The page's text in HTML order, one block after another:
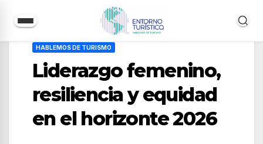
HABLEMOS DE TURISMO
Liderazgo femenino,
resiliencia y equidad
en el horizonte 2026